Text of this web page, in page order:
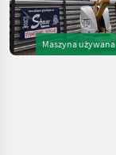
Maszyna używana